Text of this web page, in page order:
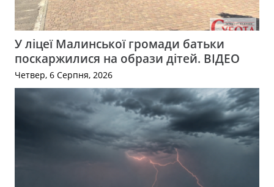
У ліцеї Малинської громади батьки
поскаржилися на образи дітей. ВІДЕО
Четвер, 6 Серпня, 2026